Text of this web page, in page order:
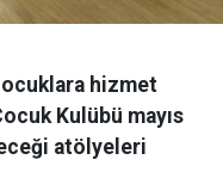
hizmet
Kulübü mayıs
atölyeleri